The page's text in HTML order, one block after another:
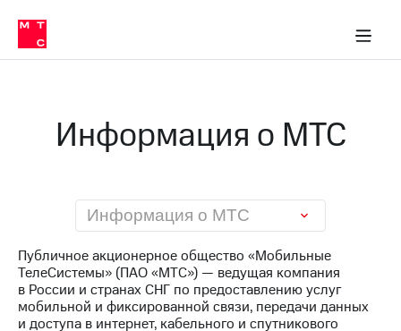
Медиа-центр
и акционерам
Устойчивое развитие
Комплаенс и деловая этика
компании
Карьера
в МТС
Руководство
Правовая
информация
в МТС
Пресс-
МТС
о технологиях
Информация о МТС
Информация о МТС
Публичное акционерное общество «Мобильные
ТелеСистемы» (ПАО «МТС») — ведущая компания
в России и странах СНГ по предоставлению услуг
мобильной и фиксированной связи, передачи данных
и доступа в интернет, кабельного и спутникового